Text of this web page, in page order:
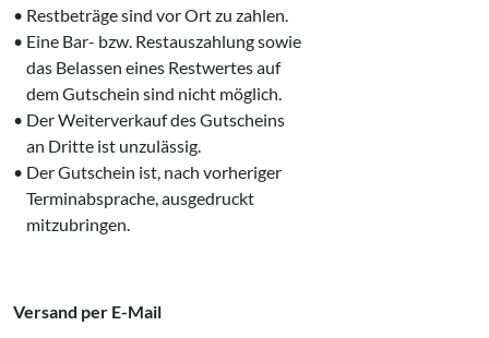
• Restbeträge sind vor Ort zu zahlen.
• Eine Bar- bzw. Restauszahlung sowie
‌ das Belassen eines Restwertes auf
‌ dem Gutschein sind nicht möglich.
• Der Weiterverkauf des Gutscheins
‌ an Dritte ist unzulässig.
• Der Gutschein ist, nach vorheriger
‌ Terminabsprache, ausgedruckt
‌ mitzubringen.
Versand per E-Mail